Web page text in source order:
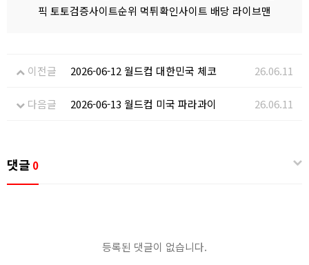
픽 토토검증사이트순위 먹튀확인사이트 배당 라이브맨
이전글 2026-06-12 월드컵 대한민국 체코 26.06.11
다음글 2026-06-13 월드컵 미국 파라과이 26.06.11
댓글 0
등록된 댓글이 없습니다.